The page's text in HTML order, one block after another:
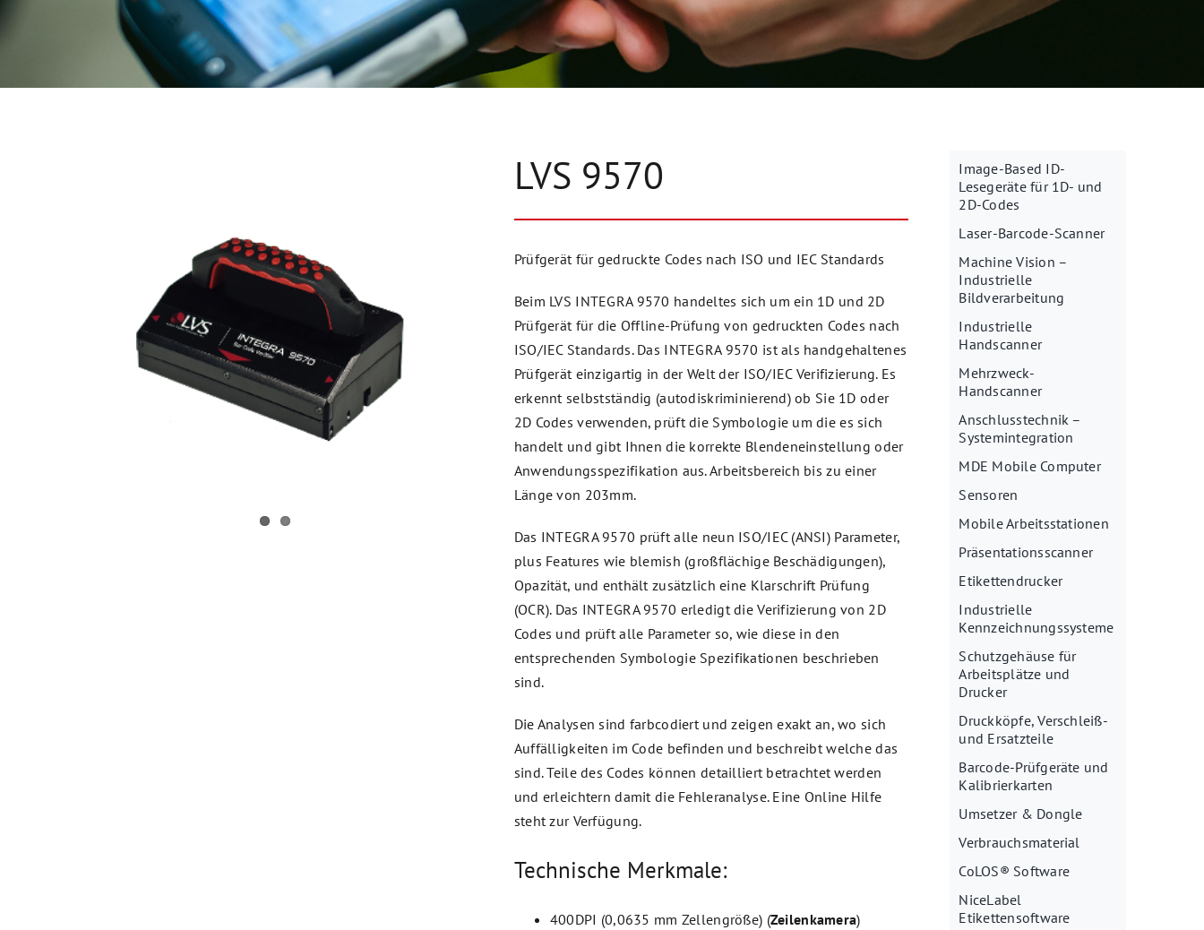
LVS 9570
Prüfgerät für gedruckte Codes nach ISO und IEC Standards
Beim LVS INTEGRA 9570 handeltes sich um ein 1D und 2D
Prüfgerät für die Offline-Prüfung von gedruckten Codes nach
ISO/IEC Standards. Das INTEGRA 9570 ist als handgehaltenes
Prüfgerät einzigartig in der Welt der ISO/IEC Verifizierung. Es
erkennt selbstständig (autodiskriminierend) ob Sie 1D oder
2D Codes verwenden, prüft die Symbologie um die es sich
handelt und gibt Ihnen die korrekte Blendeneinstellung oder
Anwendungsspezifikation aus. Arbeitsbereich bis zu einer
Länge von 203mm.
Das INTEGRA 9570 prüft alle neun ISO/IEC (ANSI) Parameter,
plus Features wie blemish (großflächige Beschädigungen),
Opazität, und enthält zusätzlich eine Klarschrift Prüfung
(OCR). Das INTEGRA 9570 erledigt die Verifizierung von 2D
Codes und prüft alle Parameter so, wie diese in den
entsprechenden Symbologie Spezifikationen beschrieben
sind.
Die Analysen sind farbcodiert und zeigen exakt an, wo sich
Auffälligkeiten im Code befinden und beschreibt welche das
sind. Teile des Codes können detailliert betrachtet werden
und erleichtern damit die Fehleranalyse. Eine Online Hilfe
steht zur Verfügung.
Technische Merkmale:
400DPI (0,0635 mm Zellengröße) (Zeilenkamera)
Image-Based ID-
Lesegeräte für 1D- und
2D-Codes
Laser-Barcode-Scanner
Machine Vision –
Industrielle
Bildverarbeitung
Industrielle
Handscanner
Mehrzweck-
Handscanner
Anschlusstechnik –
Systemintegration
MDE Mobile Computer
Sensoren
Mobile Arbeitsstationen
Präsentationsscanner
Etikettendrucker
Industrielle
Kennzeichnungssysteme
Schutzgehäuse für
Arbeitsplätze und
Drucker
Druckköpfe, Verschleiß-
und Ersatzteile
Barcode-Prüfgeräte und
Kalibrierkarten
Umsetzer & Dongle
Verbrauchsmaterial
CoLOS® Software
NiceLabel
Etikettensoftware